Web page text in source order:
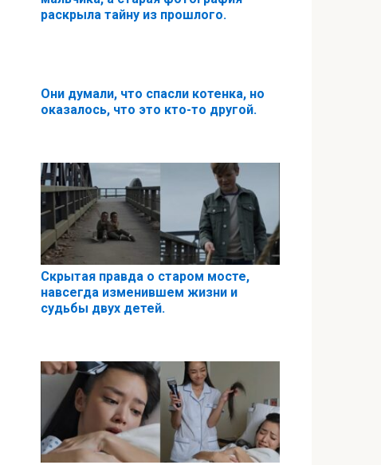
раскрыла тайну из прошлого.
Они думали, что спасли котенка, но
оказалось, что это кто-то другой.
Скрытая правда о старом мосте,
навсегда изменившем жизни и
судьбы двух детей.